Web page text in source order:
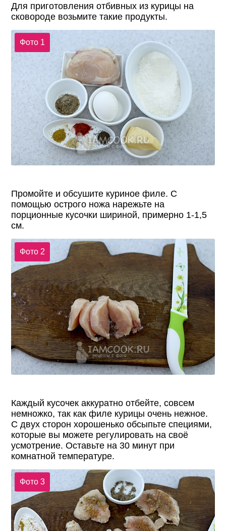
Для приготовления отбивных из курицы на
сковороде возьмите такие продукты.
Фото 1
Промойте и обсушите куриное филе. С
помощью острого ножа нарежьте на
порционные кусочки шириной, примерно 1-1,5
см.
Фото 2
Каждый кусочек аккуратно отбейте, совсем
немножко, так как филе курицы очень нежное.
С двух сторон хорошенько обсыпьте специями,
которые вы можете регулировать на своё
усмотрение. Оставьте на 30 минут при
комнатной температуре.
Фото 3